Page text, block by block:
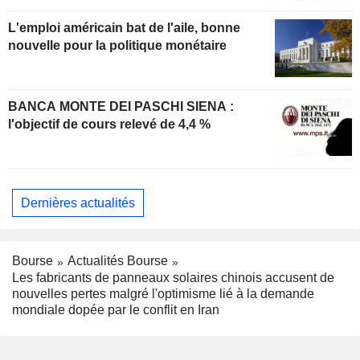
L'emploi américain bat de l'aile, bonne
nouvelle pour la politique monétaire
BANCA MONTE DEI PASCHI SIENA :
l'objectif de cours relevé de 4,4 %
Dernières actualités
Bourse
Actualités Bourse
Les fabricants de panneaux solaires chinois accusent de
nouvelles pertes malgré l'optimisme lié à la demande
mondiale dopée par le conflit en Iran